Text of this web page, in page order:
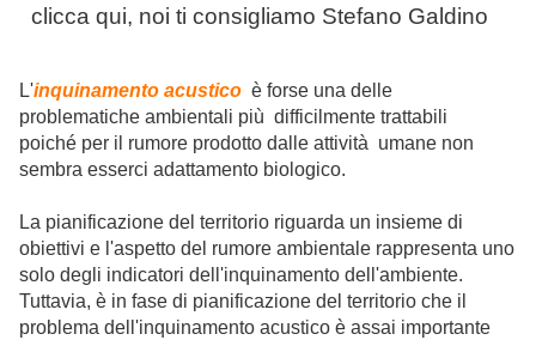
clicca qui, noi ti consigliamo Stefano Galdino
L'inquinamento acustico è forse una delle
problematiche ambientali più difficilmente trattabili
poiché per il rumore prodotto dalle attività umane non
sembra esserci adattamento biologico.
La pianificazione del territorio riguarda un insieme di
obiettivi e l'aspetto del rumore ambientale rappresenta uno
solo degli indicatori dell'inquinamento dell'ambiente.
Tuttavia, è in fase di pianificazione del territorio che il
problema dell'inquinamento acustico è assai importante